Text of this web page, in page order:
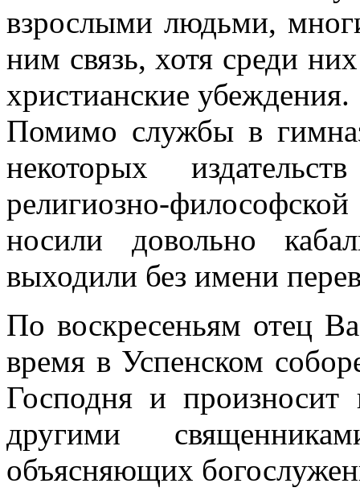
взрослыми людьми,
ним связь, хотя среди
христианские убеждения.
Помимо службы в
некоторых
религиозно-
носили довольно
выходили без имени
По воскресеньям отец
время в Успенском
Господня и произносит
другими
объясняющих